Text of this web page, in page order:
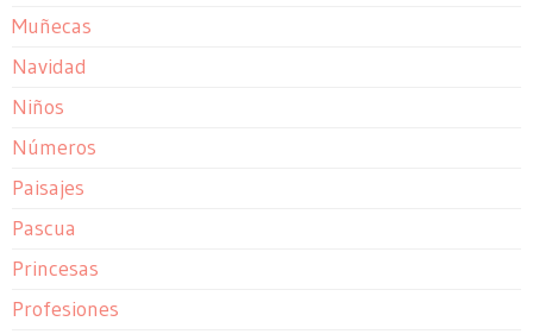
Muñecas
Navidad
Niños
Números
Paisajes
Pascua
Princesas
Profesiones